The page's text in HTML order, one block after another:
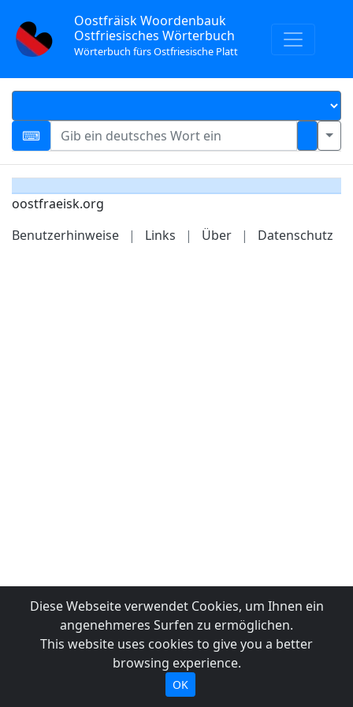
Oostfräisk Woordenbauk
Ostfriesisches Wörterbuch
Wörterbuch fürs Ostfriesische Platt
oostfraeisk.org
Benutzerhinweise
| Links | Über | Datenschutz
Diese Webseite verwendet Cookies, um Ihnen ein
angenehmeres Surfen zu ermöglichen.
This website uses cookies to give you a better
browsing experience.
OK